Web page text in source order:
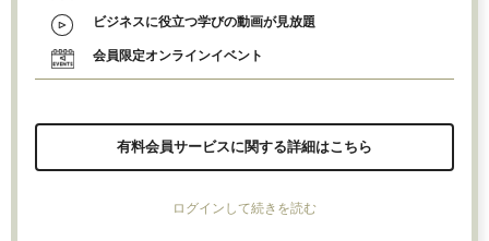
ビジネスに役立つ学びの動画が見放題
会員限定オンラインイベント
有料会員サービスに関する詳細はこちら
ログインして続きを読む